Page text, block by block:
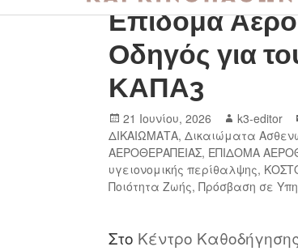
K3
ΚΕΝΤΡΟ ΚΑΘΟΔΗΓΗΣΗΣ ΚΑΡΚΙΝΟΠΑΘΩΝ
Επίδομα
Οδηγός για
ΚΑΠΑ3
21 Ιουνίου, 2026 k3-editor
ΔΙΚΑΙΩΜΑΤΑ,Δικαιώματα
ΑΕΡΟΘΕΡΑΠΕΙΑΣ, ΕΠΙΔΟΜΑ
υγειονομικής περίθαλψης,
Ποιότητα Ζωής,Πρόσβαση σε
Στο Κέντρο